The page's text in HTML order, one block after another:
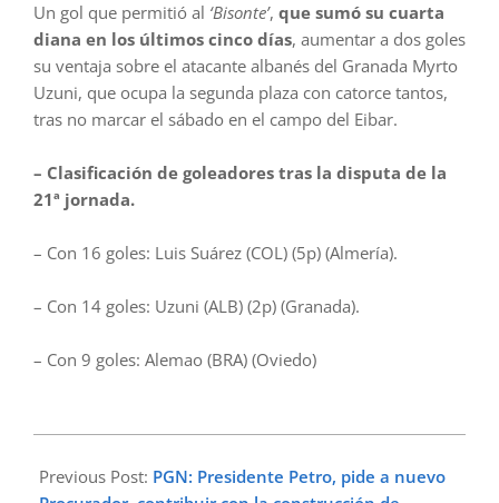
Un gol que permitió al ‘Bisonte’, que sumó su cuarta
diana en los últimos cinco días, aumentar a dos goles
su ventaja sobre el atacante albanés del Granada Myrto
Uzuni, que ocupa la segunda plaza con catorce tantos,
tras no marcar el sábado en el campo del Eibar.
– Clasificación de goleadores tras la disputa de la
21ª jornada.
– Con 16 goles: Luis Suárez (COL) (5p) (Almería).
– Con 14 goles: Uzuni (ALB) (2p) (Granada).
– Con 9 goles: Alemao (BRA) (Oviedo)
12-
Previous Post: PGN: Presidente Petro, pide a nuevo